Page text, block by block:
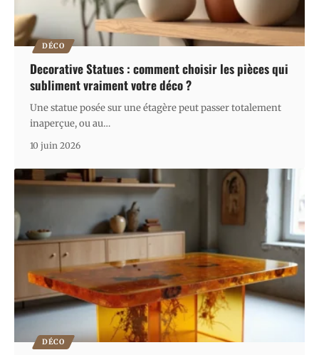
DÉCO
Decorative Statues : comment choisir les pièces qui
subliment vraiment votre déco ?
Une statue posée sur une étagère peut passer totalement
inaperçue, ou au…
10 juin 2026
DÉCO